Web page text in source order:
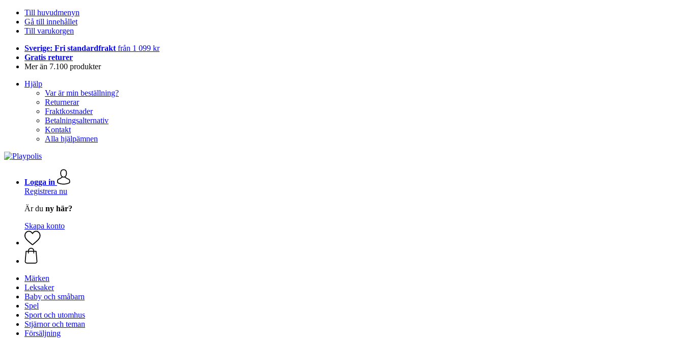
Till huvudmenyn
Gå till innehållet
Till varukorgen
Sverige: Fri standardfrakt från 1 099 kr
Gratis returer
Mer än 7.100 produkter
Hjälp
Var är min beställning?
Returnerar
Fraktkostnader
Betalningsalternativ
Kontakt
Alla hjälpämnen
Logga in
Registrera nu
Är du ny här?
Skapa konto
Märken
Leksaker
Baby och småbarn
Spel
Sport och utomhus
Stjärnor och teman
Försäljning